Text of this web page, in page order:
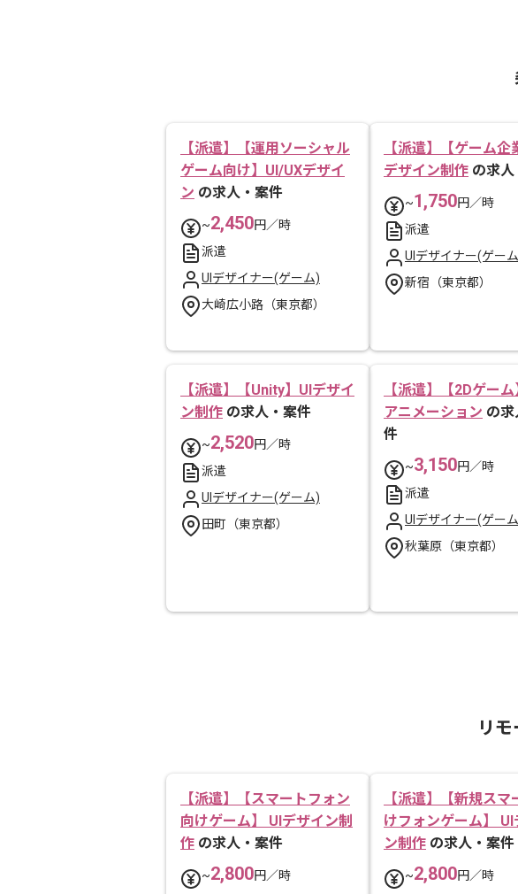
【派遣】【運用ソーシャル
ゲーム向け】UI/UXデザイ
ン の求人・案件
~2,450円／時
派遣
UIデザイナー(ゲーム)
大崎広小路（東京都）
【派遣】【ゲーム企
デザイン制作 の求人
~1,750円／時
派遣
UIデザイナー(ゲー
新宿（東京都）
【派遣】【Unity】UIデザイ
ン制作 の求人・案件
~2,520円／時
派遣
UIデザイナー(ゲーム)
田町（東京都）
【派遣】【2Dゲー
アニメーション の
件
~3,150円／時
派遣
UIデザイナー(ゲー
秋葉原（東京都）
リ
【派遣】【スマートフォン
向けゲーム】 UIデザイン制
作 の求人・案件
~2,800円／時
【派遣】【新規スマ
けフォンゲーム】 UI
ン制作 の求人・案件
~2,800円／時